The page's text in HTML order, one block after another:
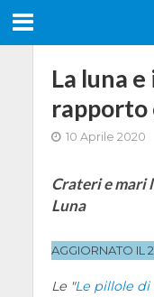
La luna
rapporto
10 Aprile 2020
Crateri e mari
Luna
AGGIORNATO IL
Le "Le pillole di